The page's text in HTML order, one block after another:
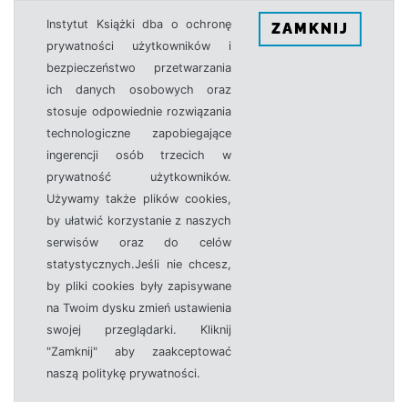
Instytut Książki dba o ochronę
prywatności użytkowników i
bezpieczeństwo przetwarzania
ich danych osobowych oraz
stosuje odpowiednie rozwiązania
technologiczne zapobiegające
ingerencji osób trzecich w
prywatność użytkowników.
Używamy także plików cookies,
by ułatwić korzystanie z naszych
serwisów oraz do celów
statystycznych.Jeśli nie chcesz,
by pliki cookies były zapisywane
na Twoim dysku zmień ustawienia
swojej przeglądarki. Kliknij
"Zamknij" aby zaakceptować
naszą politykę prywatności.
ZAMKNIJ